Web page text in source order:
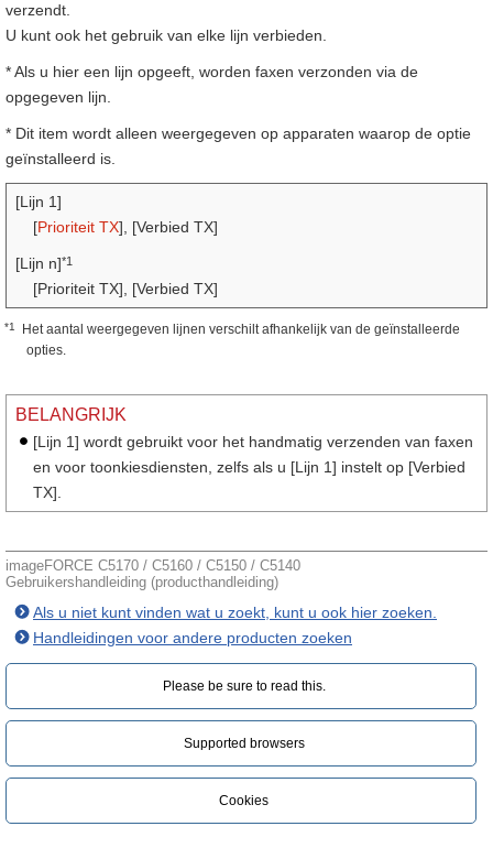
verzendt.
U kunt ook het gebruik van elke lijn verbieden.
* Als u hier een lijn opgeeft, worden faxen verzonden via de
opgegeven lijn.
* Dit item wordt alleen weergegeven op apparaten waarop de optie
geïnstalleerd is.
[Lijn 1]
[Prioriteit TX], [Verbied TX]
[Lijn n]*1
[Prioriteit TX], [Verbied TX]
*1
Het aantal weergegeven lijnen verschilt afhankelijk van de geïnstalleerde
opties.
BELANGRIJK
[Lijn 1] wordt gebruikt voor het handmatig verzenden van faxen
en voor toonkiesdiensten, zelfs als u [Lijn 1] instelt op [Verbied
TX].
imageFORCE C5170 / C5160 / C5150 / C5140
Gebruikershandleiding (producthandleiding)
Als u niet kunt vinden wat u zoekt, kunt u ook hier zoeken.
Handleidingen voor andere producten zoeken
Please be sure to read this.‎
Supported browsers
Cookies